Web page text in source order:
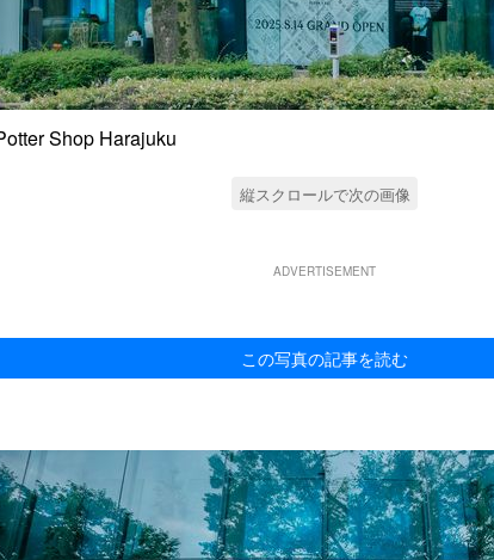
Shop Harajuku
縦スクロールで次の画像
ADVERTISEMENT
この写真の記事を読む